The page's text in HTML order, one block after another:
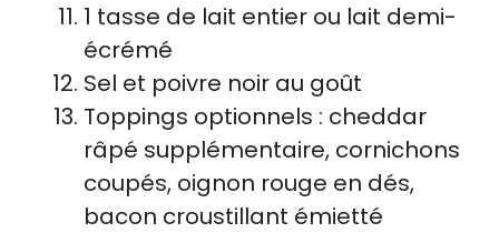
1 tasse de lait entier ou lait demi-
écrémé
Sel et poivre noir au goût
Toppings optionnels : cheddar
râpé supplémentaire, cornichons
coupés, oignon rouge en dés,
bacon croustillant émietté